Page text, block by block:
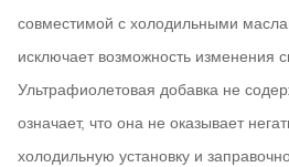
совместимой с холодильными
исключает возможность изменения
Ультрафиолетовая добавка не
означает, что она не оказывает
холодильную установку и